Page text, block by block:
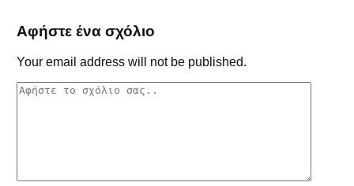
Αφήστε ένα σχόλιο
Your email address will not be published.